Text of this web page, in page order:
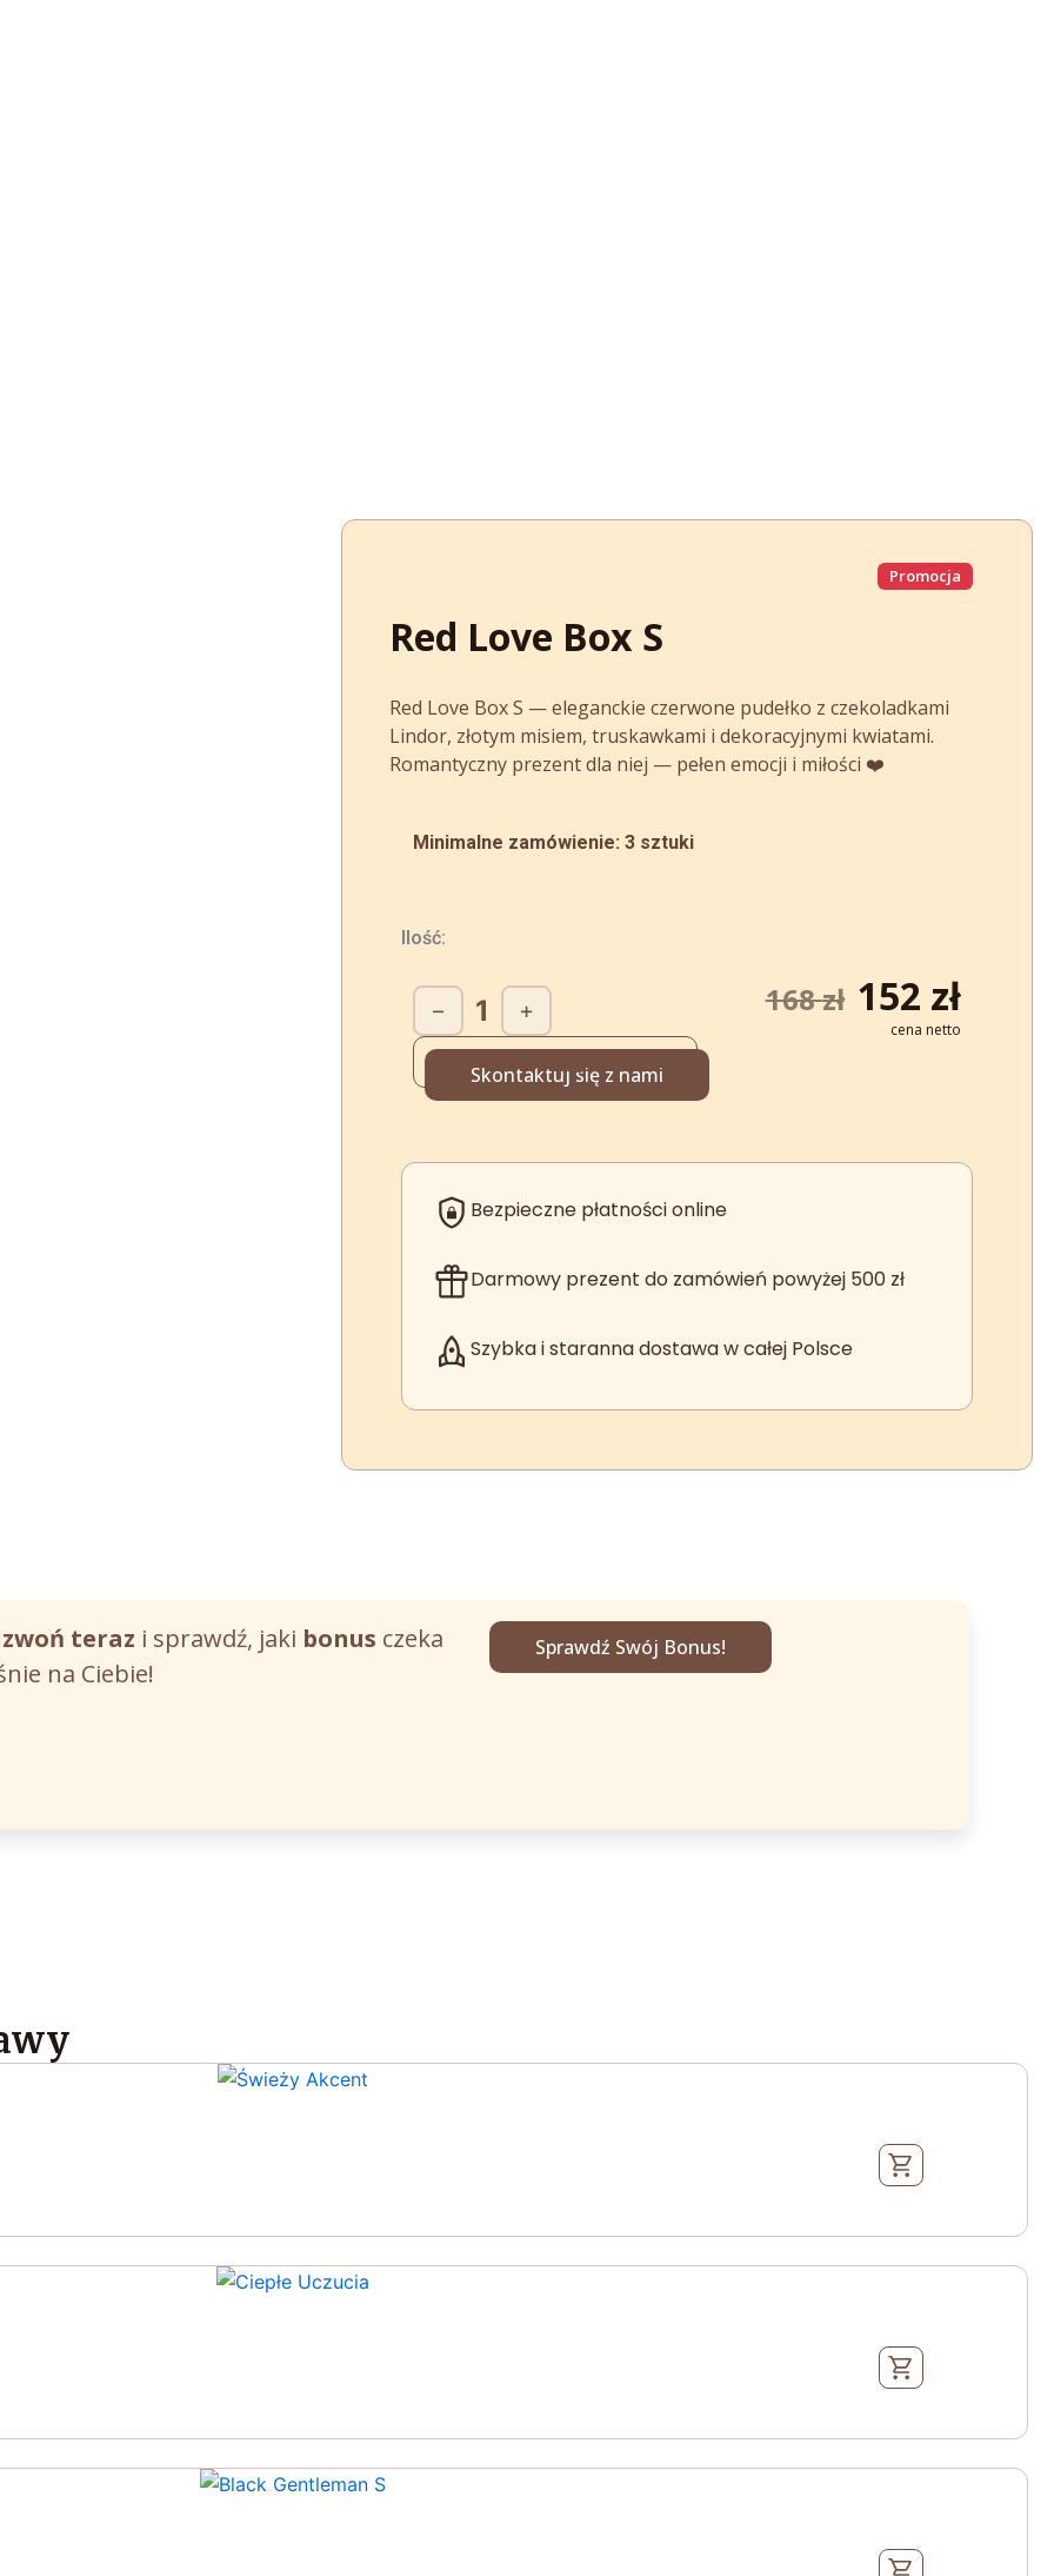
Promocja
Red Love Box S
Red Love Box S — eleganckie czerwone pudełko z czekoladkami
Lindor, złotym misiem, truskawkami i dekoracyjnymi kwiatami.
Romantyczny prezent dla niej — pełen emocji i miłości ❤️
Minimalne zamówienie: 3 sztuki
Ilość:
168zł Pierwotna
cena
152 zł
cena
−
ilość
Red
Love
Box
S
+
Skontaktuj się z nami
Bezpieczne płatności online
Darmowy prezent do zamówień powyżej 500 zł
Szybka i staranna dostawa w całej Polsce
teraz i sprawdź, jaki bonus czeka
na Ciebie!
Sprawdź Swój Bonus!